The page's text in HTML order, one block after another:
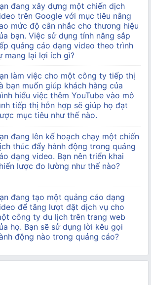
đang xây dựng một chiến dịch
trên Google với mục tiêu nâng
mức độ cân nhắc cho thương hiệu
bạn. Việc sử dụng tính năng sắp
quảng cáo dạng video theo trình
mang lại lợi ích gì?
làm việc cho một công ty tiếp thị
bạn muốn giúp khách hàng của
hiểu việc thêm YouTube vào mô
tiếp thị hỗn hợp sẽ giúp họ đạt
mục tiêu như thế nào.
đang lên kế hoạch chạy một chiến
thúc đẩy hành động trong quảng
dạng video. Bạn nên triển khai
lược đo lường như thế nào?
đang tạo một quảng cáo dạng
để tăng lượt đặt dịch vụ cho
công ty du lịch trên trang web
họ. Bạn sẽ sử dụng lời kêu gọi
động nào trong quảng cáo?